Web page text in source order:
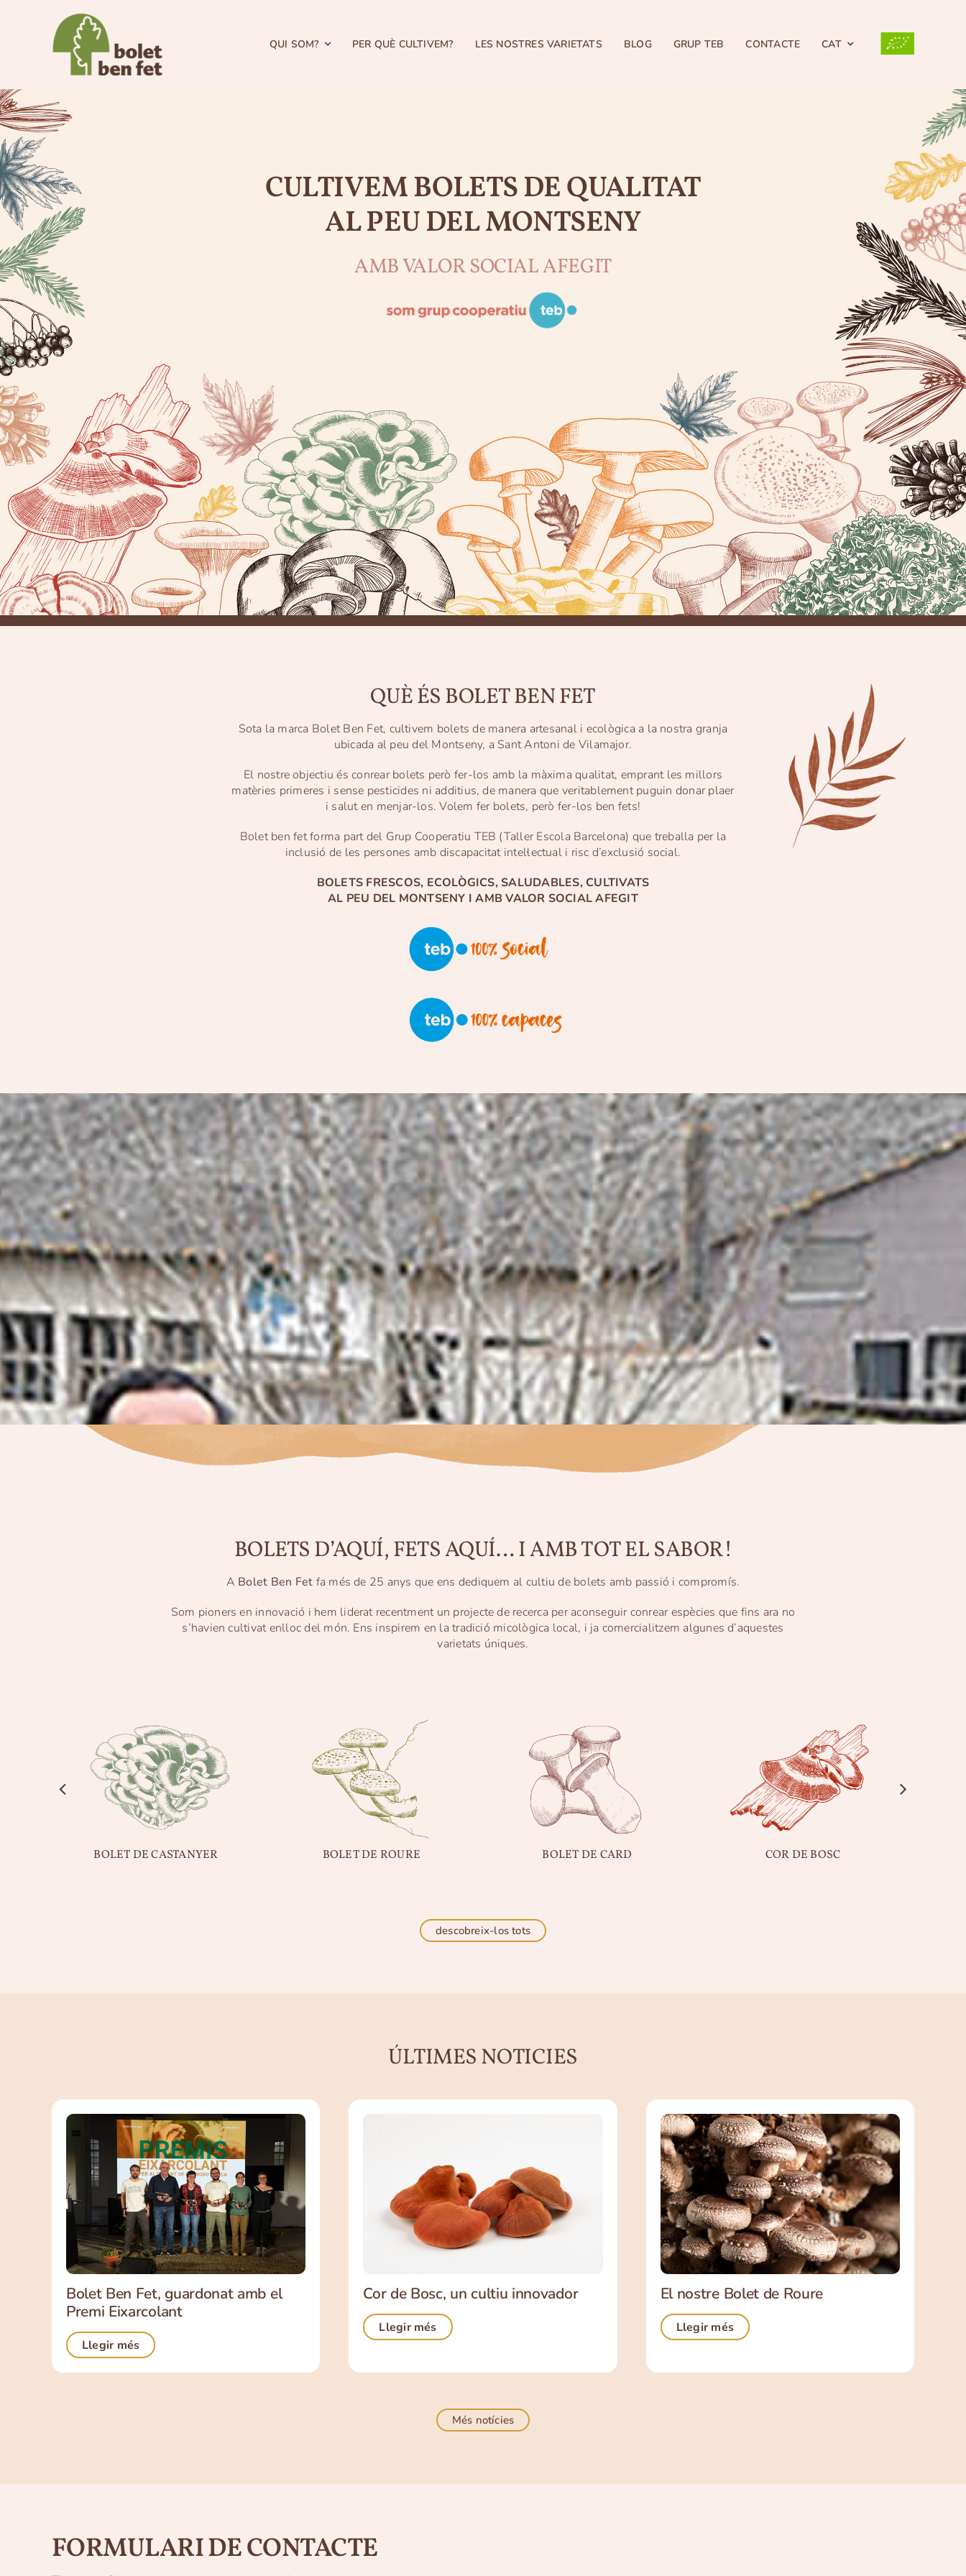
QUI SOM? PER QUÈ CULTIVEM? LES NOSTRES VARIETATS BLOG GRUP TEB CONTACTE CAT
CULTIVEM BOLETS DE QUALITAT
AL PEU DEL MONTSENY
AMB VALOR SOCIAL AFEGIT
QUÈ ÉS BOLET BEN FET
Sota la marca Bolet Ben Fet, cultivem bolets de manera artesanal i ecològica a la nostra granja
ubicada al peu del Montseny, a Sant Antoni de Vilamajor.
El nostre objectiu és conrear bolets però fer-los amb la màxima qualitat, emprant les millors
matèries primeres i sense pesticides ni additius, de manera que veritablement puguin donar plaer
i salut en menjar-los. Volem fer bolets, però fer-los ben fets!
Bolet ben fet forma part del Grup Cooperatiu TEB (Taller Escola Barcelona) que treballa per la
inclusió de les persones amb discapacitat intel·lectual i risc d’exclusió social.
BOLETS FRESCOS, ECOLÒGICS, SALUDABLES, CULTIVATS
AL PEU DEL MONTSENY I AMB VALOR SOCIAL AFEGIT
BOLETS D’AQUÍ, FETS AQUÍ… I AMB TOT EL SABOR!
A Bolet Ben Fet fa més de 25 anys que ens dediquem al cultiu de bolets amb passió i compromís.
Som pioners en innovació i hem liderat recentment un projecte de recerca per aconseguir conrear espècies que fins ara no
s’havien cultivat enlloc del món. Ens inspirem en la tradició micològica local, i ja comercialitzem algunes d’aquestes
varietats úniques.
BOLET DE CASTANYER BOLET DE ROURE BOLET DE CARD COR DE BOSC
descobreix-los tots
ÚLTIMES NOTICIES
Bolet Ben Fet, guardonat amb el
Premi Eixarcolant
Llegir més
Cor de Bosc, un cultiu innovador
Llegir més
El nostre Bolet de Roure
Llegir més
Més notícies
FORMULARI DE CONTACTE